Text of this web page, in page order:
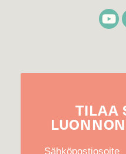
TILAA
LUONNON
Sähköpostiosoite